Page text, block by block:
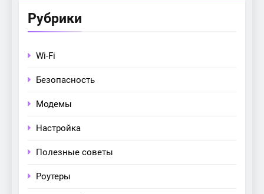
Рубрики
Wi-Fi
Безопасность
Модемы
Настройка
Полезные советы
Роутеры